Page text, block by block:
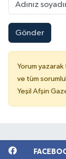
Gönder
Yorum yazarak
ve tüm
Yeşil Afşin